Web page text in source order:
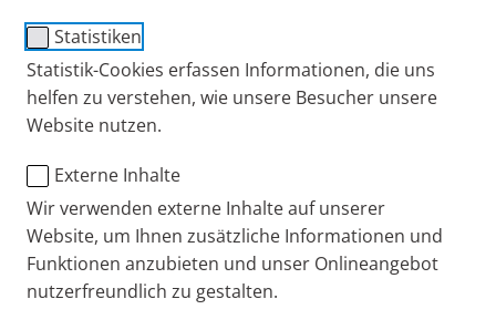
Statistiken
Statistik-Cookies erfassen Informationen, die uns
helfen zu verstehen, wie unsere Besucher unsere
Website nutzen.
Externe Inhalte
Wir verwenden externe Inhalte auf unserer
Website, um Ihnen zusätzliche Informationen und
Funktionen anzubieten und unser Onlineangebot
nutzerfreundlich zu gestalten.
Sie wollen tiefere Recherchen anstellen? Wir haben
für Sie wissenschaftliche Informationen
Studienergebnisse zur Wirksamkeit und Sicherheit
der Feuchtinhalationstherapie mit der
3%igen Inhalationslösung plus
dazugehörige Erfahrungen aus der stationären
Kinder- und Jugendrehabilitation.